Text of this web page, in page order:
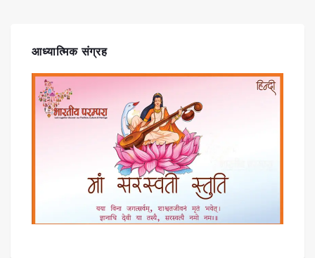
आध्यात्मिक संग्रह